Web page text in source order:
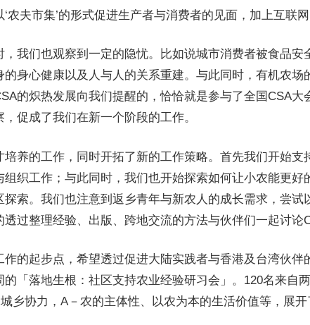
农夫市集’的形式促进生产者与消费者的见面，加上互联
我们也观察到一定的隐忧。比如说城市消费者被食品
身心健康以及人与人的关系重建。与此同时，有机农
的炽热发展向我们提醒的，恰恰就是参与了全国CSA
促成了我们在新一个阶段的工作。
养的工作，同时开拓了新的工作策略。首先我们开始
织工作；与此同时，我们也开始探索如何让小农能更
索。我们也注意到返乡青年与新农人的成长需求，尝
过整理经验、出版、跨地交流的方法与伙伴们一起讨论
的起步点，希望透过促进大陆实践者与香港及台湾伙
「落地生根：社区支持农业经验研习会」。120名来自
乡协力，A－农的主体性、以农为本的生活价值等，展开